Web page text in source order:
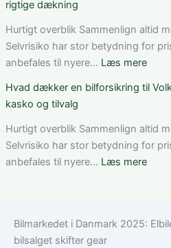
pris
og
valg
den
rabat
på
ung
rigtige dækning
Hurtigt overblik Sammenlign altid
Selvrisiko har stor betydning for
anbefales til nyere… Læs mere:
Tesla
3:
den
Hvad dækker en bilforsikring til
kasko og tilvalg
Hurtigt overblik Sammenlign altid
Selvrisiko har stor betydning for
anbefales til nyere… Læs mere:
Bilmarkedet i Danmark 2025:
bilsalget skifter gear